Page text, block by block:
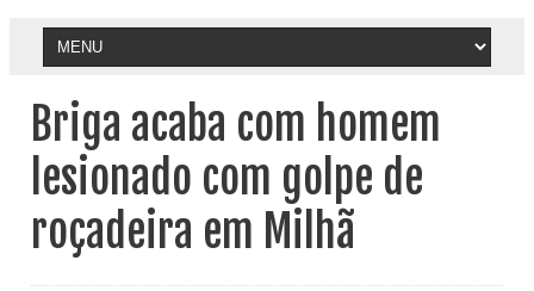
Briga acaba com homem
lesionado com golpe de
roçadeira em Milhã